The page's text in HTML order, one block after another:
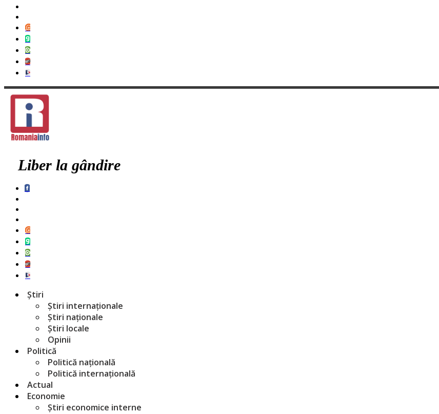
Liber la gândire
Știri
Știri internaționale
Știri naționale
Știri locale
Opinii
Politică
Politică națională
Politică internațională
Actual
Economie
Știri economice interne